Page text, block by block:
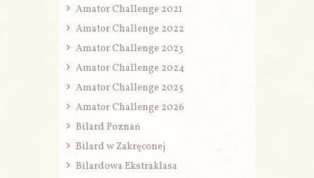
Amator Challenge 2021
Amator Challenge 2022
Amator Challenge 2023
Amator Challenge 2024
Amator Challenge 2025
Amator Challenge 2026
Bilard Poznań
Bilard w Zakręconej
Bilardowa Ekstraklasa